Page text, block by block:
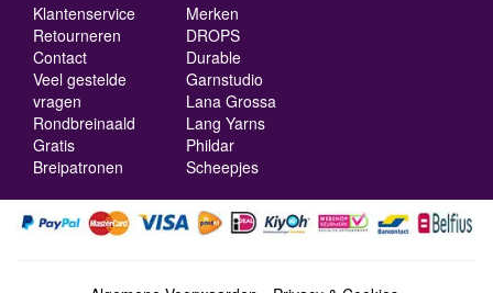
Klantenservice
Retourneren
Contact
Veel gestelde
vragen
Rondbreinaald
Gratis
Breipatronen
Merken
DROPS
Durable
Garnstudio
Lana Grossa
Lang Yarns
Phildar
Scheepjes